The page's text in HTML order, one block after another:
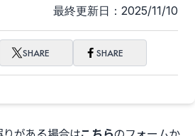
最終更新日：2025/11/10
SHARE SHARE